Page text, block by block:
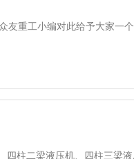
重工小编对此给予大家
柱二梁液压机、四柱三梁